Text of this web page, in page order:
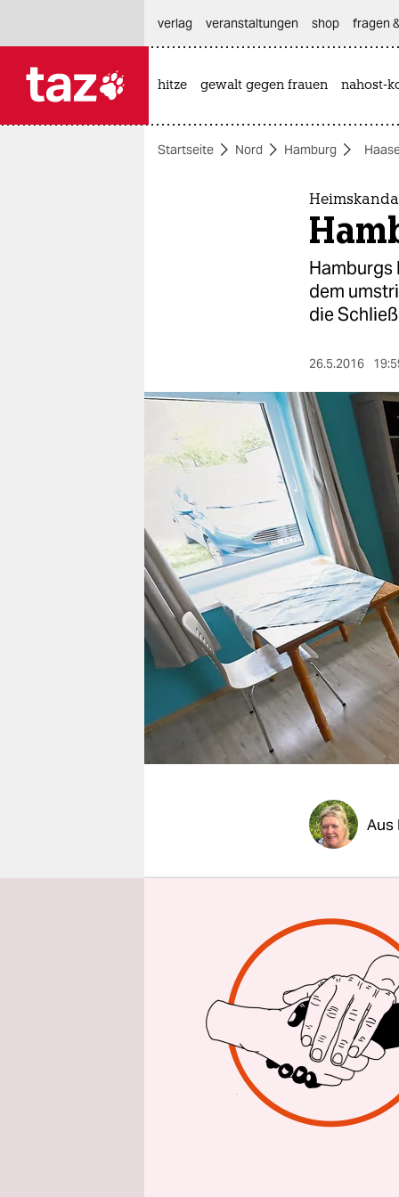
themen
berlin
nord
verlag
verlag
veranstaltungen
shop
fragen & hilfe
unterstützen
abo
genossenschaft
verlag
veranstaltungen shop fragen
hitze gewalt gegen frauen nahost-
Startseite Nord Hamburg
Hamburgs
dem
die
26.5.2016
Aus
Als die
Dudda
allein im
Heimen,
Die
Betreuten
Mai. Das